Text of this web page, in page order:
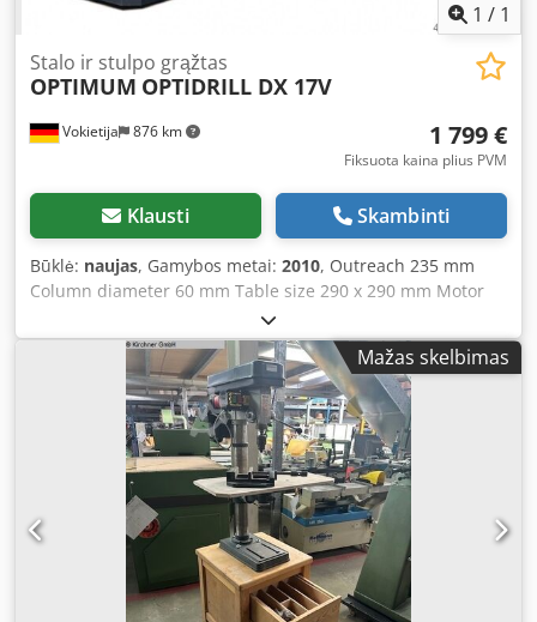
1 / 1
Vokietija 876 km
Stalo ir stulpo grąžtas
OPTIMUM OPTIDRILL DX 17V
1 799 €
Fiksuota kaina plius PVM
Klausti Skambinti
Būklė: naujas, Gamybos metai: 2010, Outreach 235 mm
Column diameter 60 mm Table size 290 x 290 mm Motor
power 1 kW Speed 50 - 4000 rpm Machine weight approx.
72 kg OPTIMUM Bench Drill OPTIdrill DX 17V - Column
diameter 60 mm Product length approx. 425 mm - Product
width/depth approx. 481 mm Product height approx. 910
mm Drilling capacity - Drilling capacity steel (S235JR) 16
mm Continuous drilling capacity steel (S235JR) 13 mm -
Thread cutting steel (S235JR) M8 Drill table - Drill table
working area length 290 mm Drill table working area width
290 mm - Drill table T-slot size 10 mm Drill table T-slot
number 2 - Drill table T-slot spacing 100 mm Distance
chuck - drill table min. 98 mm - Distance chuck - drill table
max. 315 mm Speed range - Speed range 50 - 4000 min⁻¹
Mažas skelbimas